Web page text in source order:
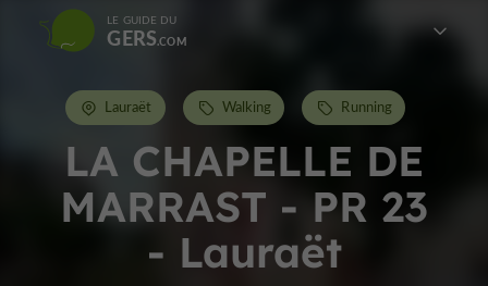
LE GUIDE DU
GERS
LA CHAPELLE DE
MARRAST - PR 23
- Lauraët
Lauraët Walking Running